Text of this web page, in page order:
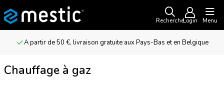
RechercheLogin Menu
A partir de 50 €, livraison gratuite aux Pays-Bas et en Belgique
Chauffage à gaz